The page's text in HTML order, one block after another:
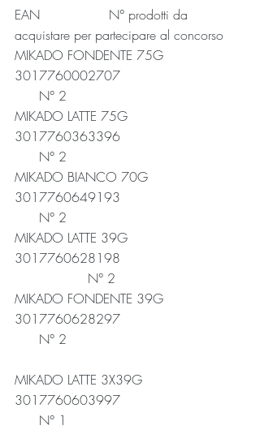
EAN                 N° prodotti da
acquistare per partecipare al concorso
MIKADO FONDENTE 75G
3017760002707
N° 2
MIKADO LATTE 75G
3017760363396
N° 2
MIKADO BIANCO 70G
3017760649193
N° 2
MIKADO LATTE 39G
3017760628198
N° 2
MIKADO FONDENTE 39G
3017760628297
N° 2
MIKADO LATTE 3X39G
3017760603997
N° 1